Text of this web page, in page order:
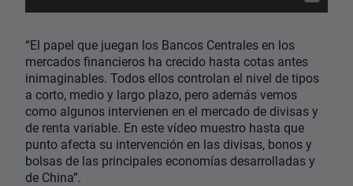
“El papel que juegan los Bancos Centrales en los
mercados financieros ha crecido hasta cotas antes
inimaginables. Todos ellos controlan el nivel de tipos
a corto, medio y largo plazo, pero además vemos
como algunos intervienen en el mercado de divisas y
de renta variable. En este vídeo muestro hasta que
punto afecta su intervención en las divisas, bonos y
bolsas de las principales economías desarrolladas y
de China”.